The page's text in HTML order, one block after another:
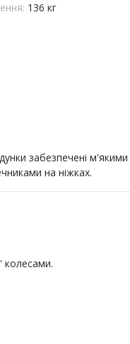
136 кг
забезпечені
на ніжках.
колесами.